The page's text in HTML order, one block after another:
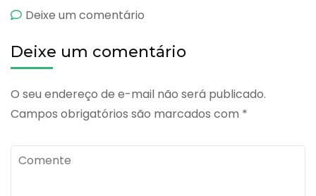
Deixe um comentário
Feldene
Deixe um comentário
O seu endereço de e-mail não será publicado.
Campos obrigatórios são marcados com *
Comente